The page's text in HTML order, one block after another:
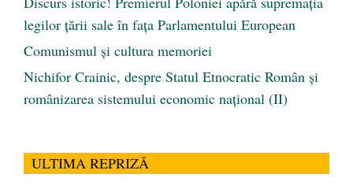
legilor țării sale în fața Parlamentului European
Comunismul şi cultura memoriei
Nichifor Crainic, despre Statul Etnocratic Român şi
românizarea sistemului economic naţional (II)
ULTIMA REPRIZĂ